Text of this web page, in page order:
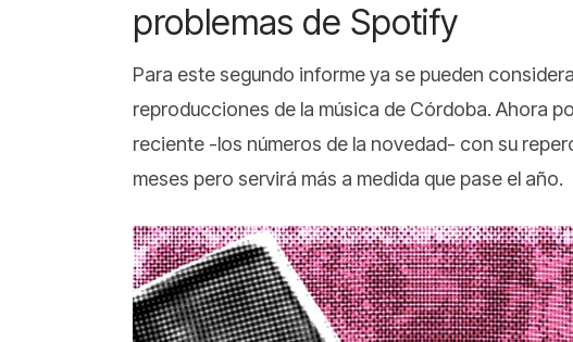
problemas de Spotify
Para este segundo informe ya se pueden
reproducciones de la música de Córdoba. Ahora
reciente -los números de la novedad- con su
meses pero servirá más a medida que pase el año.